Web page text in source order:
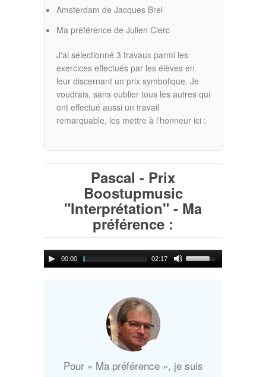
Amsterdam de Jacques Brel
Ma préférence de Julien Clerc
J'ai sélectionné 3 travaux parmi les
exercices effectués par les élèves en
leur discernant un prix symbolique. Je
voudrais, sans oublier tous les autres qui
ont effectué aussi un travail
remarquable, les mettre à l'honneur ici :
Pascal - Prix
Boostupmusic
"Interprétation" - Ma
préférence :
00:00 02:17
Pour « Ma préférence », je suis